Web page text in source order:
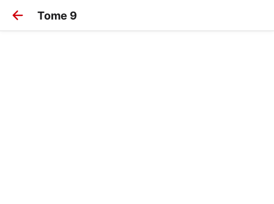
Tome 9